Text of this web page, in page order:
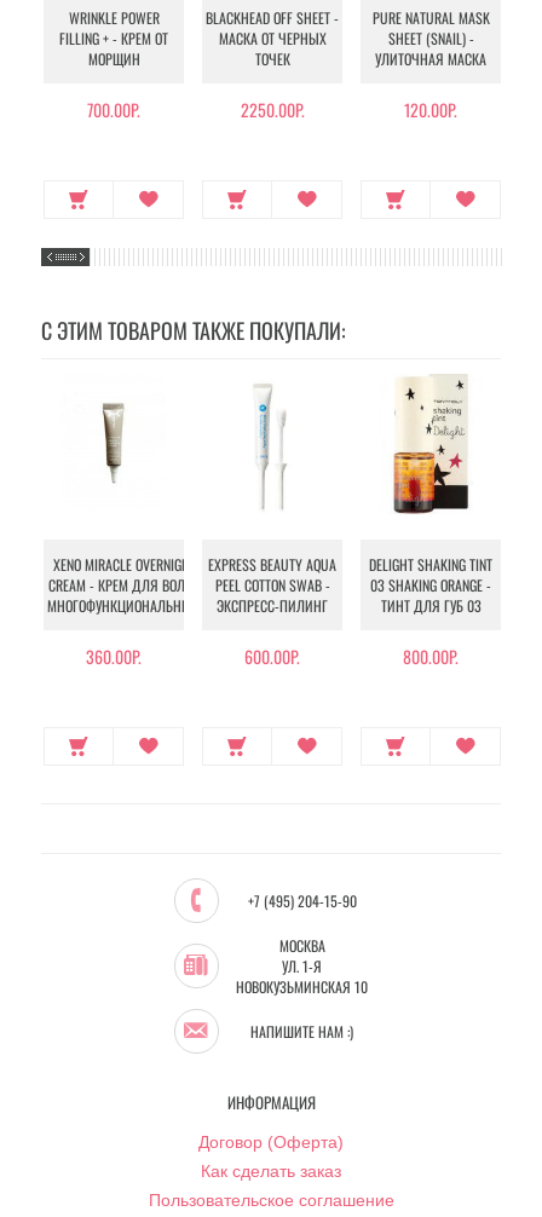
WRINKLE POWER
FILLING + - КРЕМ ОТ
МОРЩИН
700.00Р.
BLACKHEAD OFF SHEET -
МАСКА ОТ ЧЕРНЫХ
ТОЧЕК
2250.00Р.
PURE NATURAL MASK
SHEET (SNAIL) -
УЛИТОЧНАЯ МАСКА
120.00Р.
С ЭТИМ ТОВАРОМ ТАКЖЕ ПОКУПАЛИ:
XENO MIRACLE OVERNIGHT
CREAM - КРЕМ ДЛЯ ВОЛОС
МНОГОФУНКЦИОНАЛЬНЫЙ
360.00Р.
EXPRESS BEAUTY AQUA
PEEL COTTON SWAB -
ЭКСПРЕСС-ПИЛИНГ
600.00Р.
DELIGHT SHAKING TINT
03 SHAKING ORANGE -
ТИНТ ДЛЯ ГУБ 03
800.00Р.
+7 (495) 204-15-90
МОСКВА
УЛ. 1-Я
НОВОКУЗЬМИНСКАЯ 10
НАПИШИТЕ НАМ :)
ИНФОРМАЦИЯ
Договор (Оферта)
Как сделать заказ
Пользовательское соглашение